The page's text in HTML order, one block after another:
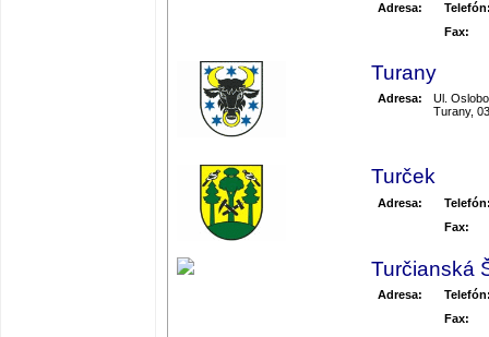
Adresa:
Fax:
Turany
Adresa:
Ul.
Turany,
Turček
Adresa:
Fax:
Turčianská
Adresa:
Fax: